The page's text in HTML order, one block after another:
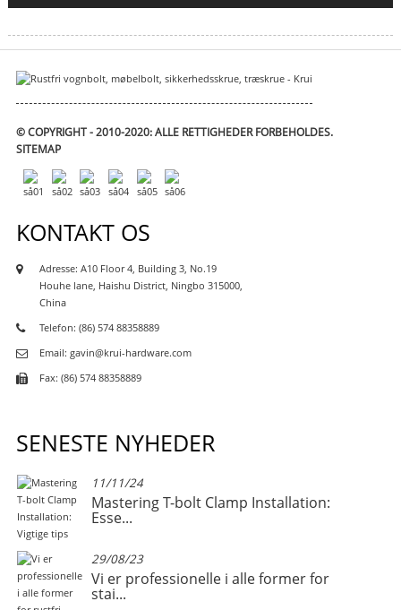
© COPYRIGHT - 2010-2020: ALLE RETTIGHEDER FORBEHOLDES.
SITEMAP
KONTAKT OS
Adresse: A10 Floor 4, Building 3, No.19
Houhe lane, Haishu District, Ningbo 315000,
China
Telefon: (86) 574 88358889
Email: gavin@krui-hardware.com
Fax: (86) 574 88358889
SENESTE NYHEDER
11/11/24
Mastering T-bolt Clamp Installation:
Esse...
29/08/23
Vi er professionelle i alle former for
stai...